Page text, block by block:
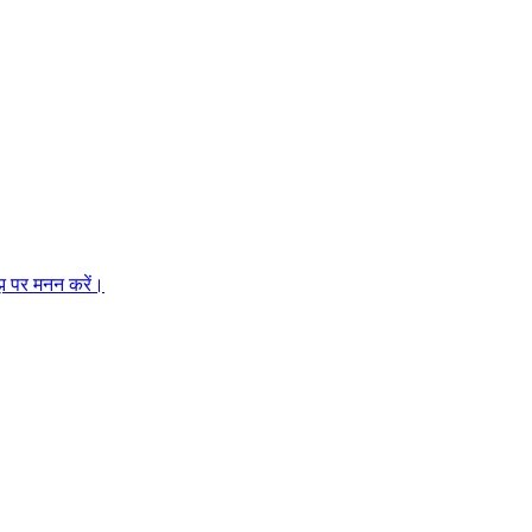
पर मनन करें।